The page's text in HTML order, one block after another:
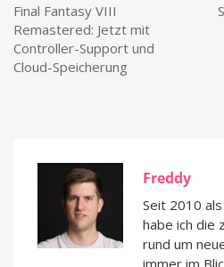
Final Fantasy VIII
Remastered: Jetzt mit
Controller-Support und
Cloud-Speicherung
Freddy
Seit 2010
habe ich die
rund um
immer im